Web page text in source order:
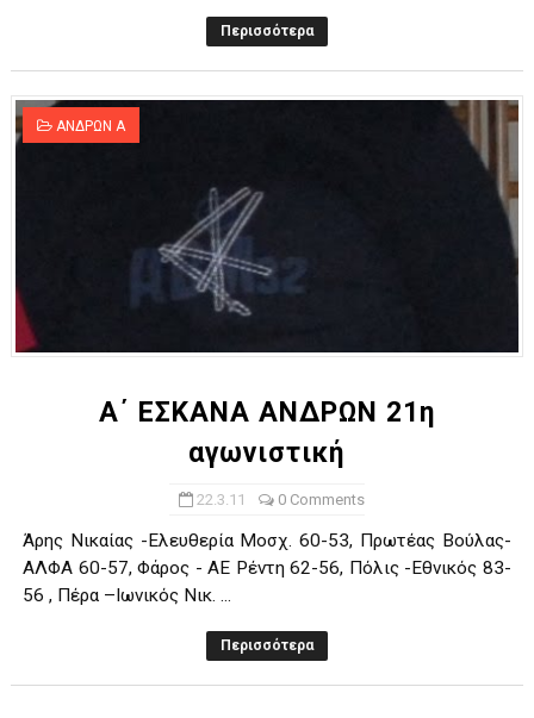
Περισσότερα
ΑΝΔΡΩΝ Α
Α΄ ΕΣΚΑΝΑ ΑΝΔΡΩΝ 21η
αγωνιστική
22.3.11 0 Comments
Άρης Νικαίας -Ελευθερία Μοσχ. 60-53, Πρωτέας Βούλας-
ΑΛΦΑ 60-57, Φάρος - ΑΕ Ρέντη 62-56, Πόλις -Εθνικός 83-
56 , Πέρα –Ιωνικός Νικ. ...
Περισσότερα